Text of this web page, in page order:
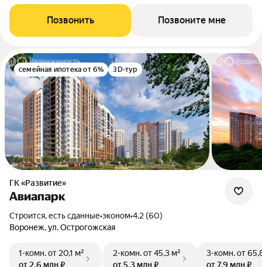
Позвонить Позвоните мне
семейная ипотека от 6% 3D-тур
ГК «Развитие»
Авиапарк
Строится, есть сданные•эконом•4.2 (60)
Воронеж, ул. Острогожская
1-комн.от 20,1 м²
от 2,6 млн ₽
2-комн.от 45,3 м²
от 5,3 млн ₽
3-комн.от
от 7,9 млн ₽